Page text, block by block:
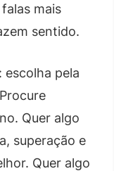
mais
sentido.
escolha pela
Quer algo
superação e
Quer algo